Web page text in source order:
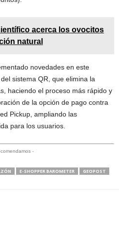
acerca los ovocitos
natural
novedades en este
sistema QR, que elimina la
haciendo el proceso más rápido y
de la opción de pago contra
Pickup, ampliando las
para los usuarios.
-
E-SHOPPER BAROMETER
GEOPOST